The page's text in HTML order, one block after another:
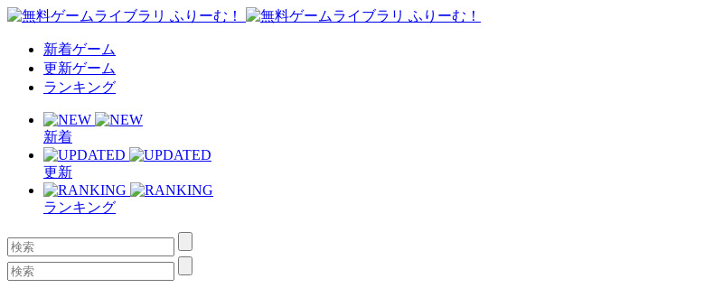
新着ゲーム
更新ゲーム
ランキング
新着
更新
ランキング